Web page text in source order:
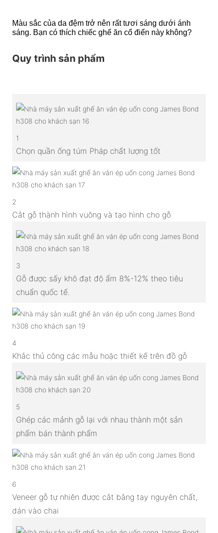
Màu sắc của da đệm trở nên rất tươi sáng dưới ánh
sáng. Bạn có thích chiếc ghế ăn cổ điển này không?
Quy trình sản phẩm
1
Chọn quần ống túm Pháp chất lượng tốt
2
Cắt gỗ thành hình vuông và tạo hình cho gỗ
3
Gỗ được sấy khô đạt độ ẩm 8%-12% theo tiêu
chuẩn quốc tế.
4
Khắc thủ công các mẫu hoặc thiết kế trên đồ gỗ
5
Ghép các mảnh gỗ lại với nhau thành một sản
phẩm bán thành phẩm
6
Veneer gỗ tự nhiên được cắt bằng tay nguyên chất,
dán vào chai